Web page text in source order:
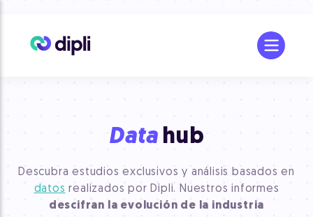
Datahub
Descubra estudios exclusivos y análisis basados en
datos realizados por Dipli. Nuestros informes
descifran la evolución de la industria